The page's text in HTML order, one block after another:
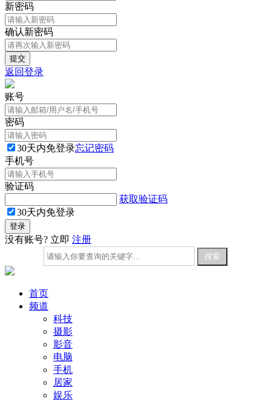
新密码
确认新密码
返回登录
账号
密码
30天内免登录忘记密码
手机号
验证码
获取验证码
30天内免登录
没有账号? 立即 注册
首页
频道
科技
摄影
影音
电脑
手机
居家
娱乐